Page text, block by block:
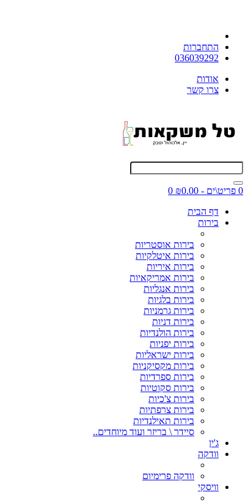
התחברות
036039292
אודות
צרו קשר
0 פריט\ים - ₪0.00
0
דף הבית
בירות
בירות אוסטריות
בירות איטלקיות
בירות איריות
בירות אמריקאיות
בירות אנגליות
בירות בלגיות
בירות גרמניות
בירות דניות
בירות הולנדיות
בירות יפניות
בירות ישראליות
בירות מקסיקניות
בירות ספרדיות
בירות סקוטיות
בירות צ'כיות
בירות צרפתיות
בירות תאילנדיות
סיידר \ בריזר ועוד מיוחדים..
ג'ין
וודקה
וודקה פרימיום
וויסקי